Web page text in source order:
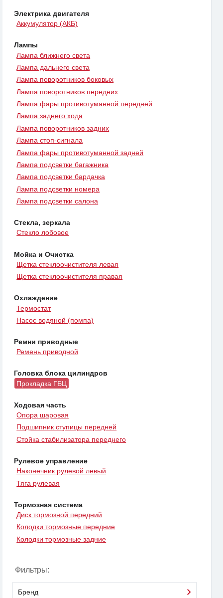
Электрика двигателя
Аккумулятор (АКБ)
Лампы
Лампа ближнего света
Лампа дальнего света
Лампа поворотников боковых
Лампа поворотников передних
Лампа фары противотуманной передней
Лампа заднего хода
Лампа поворотников задних
Лампа стоп-сигнала
Лампа фары противотуманной задней
Лампа подсветки багажника
Лампа подсветки бардачка
Лампа подсветки номера
Лампа подсветки салона
Стекла, зеркала
Стекло лобовое
Мойка и Очистка
Щетка стеклоочистителя левая
Щетка стеклоочистителя правая
Охлаждение
Термостат
Насос водяной (помпа)
Ремни приводные
Ремень приводной
Головка блока цилиндров
Прокладка ГБЦ
Ходовая часть
Опора шаровая
Подшипник ступицы передней
Стойка стабилизатора переднего
Рулевое управление
Наконечник рулевой левый
Тяга рулевая
Тормозная система
Диск тормозной передний
Колодки тормозные передние
Колодки тормозные задние
Фильтры:
Бренд